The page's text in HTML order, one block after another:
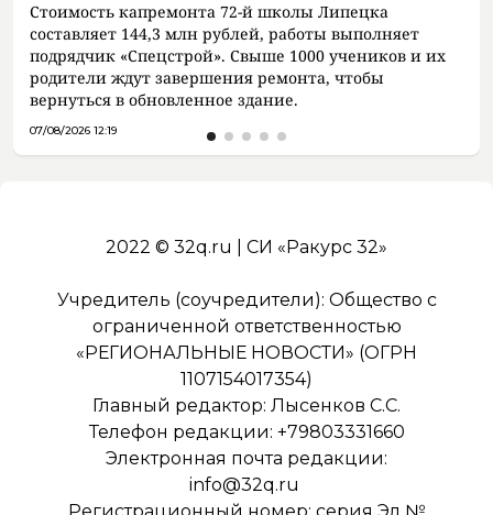
Стоимость капремонта 72-й школы Липецка
составляет 144,3 млн рублей, работы выполняет
подрядчик «Спецстрой». Свыше 1000 учеников и их
родители ждут завершения ремонта, чтобы
вернуться в обновленное здание.
07/08/2026 12:19
2022 © 32q.ru | СИ «Ракурс 32»
Учредитель (соучредители): Общество с
ограниченной ответственностью
«РЕГИОНАЛЬНЫЕ НОВОСТИ» (ОГРН
1107154017354)
Главный редактор: Лысенков С.С.
Телефон редакции: +79803331660
Электронная почта редакции:
info@32q.ru